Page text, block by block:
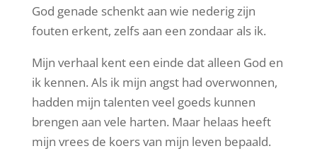
God genade schenkt aan wie nederig zijn
fouten erkent, zelfs aan een zondaar als ik.
Mijn verhaal kent een einde dat alleen God en
ik kennen. Als ik mijn angst had overwonnen,
hadden mijn talenten veel goeds kunnen
brengen aan vele harten. Maar helaas heeft
mijn vrees de koers van mijn leven bepaald.